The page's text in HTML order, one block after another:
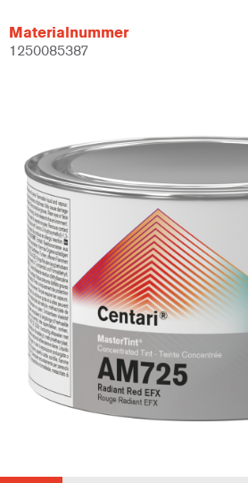
Materialnummer
1250085387